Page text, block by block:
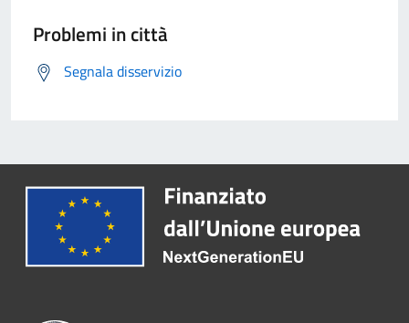
Problemi in città
Segnala disservizio